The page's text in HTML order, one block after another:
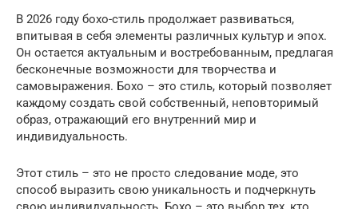
В 2026 году бохо-стиль продолжает развиваться,
впитывая в себя элементы различных культур и эпох.
Он остается актуальным и востребованным, предлагая
бесконечные возможности для творчества и
самовыражения. Бохо – это стиль, который позволяет
каждому создать свой собственный, неповторимый
образ, отражающий его внутренний мир и
индивидуальность.
Этот стиль – это не просто следование моде, это
способ выразить свою уникальность и подчеркнуть